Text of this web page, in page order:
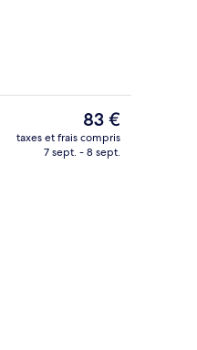
Vue de la chambre
Le
prix
actuel
83 €
taxes et frais compris
7 sept. - 8 sept.